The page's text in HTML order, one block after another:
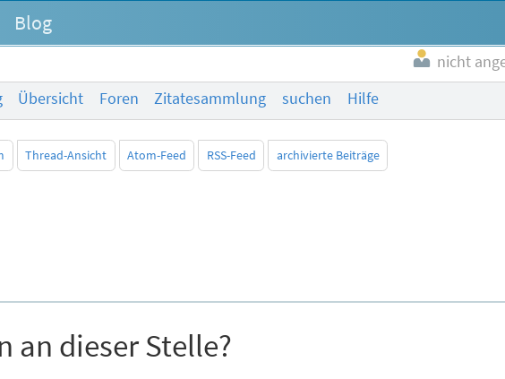
Blog
nicht
Übersicht Foren Zitatesammlung suchen Hilfe
Thread-Ansicht Atom-Feed RSS-Feed archivierte Beiträge
an dieser Stelle?